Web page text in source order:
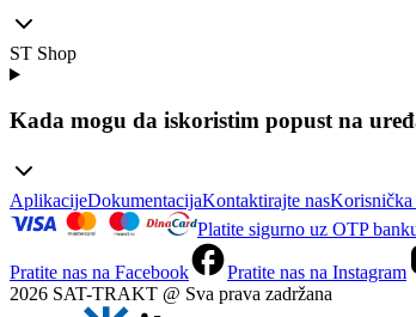
ST Shop
Kada mogu da iskoristim popust na
AplikacijeDokumentacijaKontaktirajte nasKorisnička
Platite sigurno uz OTP
Pratite nas na Facebook Pratite nas na Instagram
2026 SAT-TRAKT @ Sva prava zadržana